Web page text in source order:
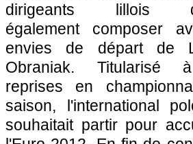
dirigeants lillois
également composer
envies de départ de
Obraniak. Titularisé
reprises en
saison, l'international
souhaitait partir pour